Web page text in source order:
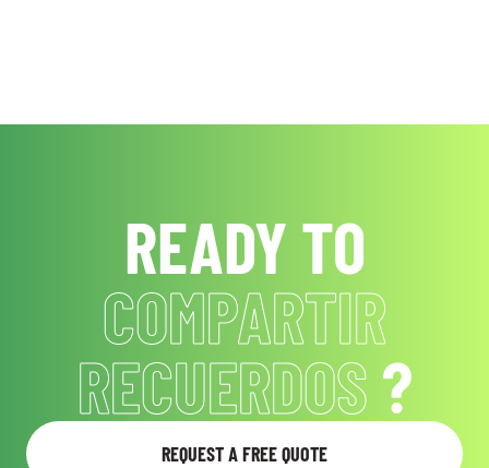
READY TO
ENTRETENER A
LOS INVITADOS?
REQUEST A FREE QUOTE